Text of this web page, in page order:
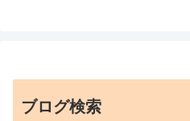
ブログ検索